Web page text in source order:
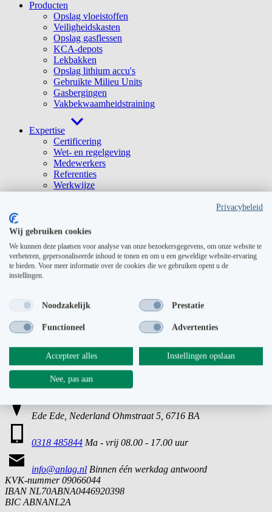
Producten
Opslag vloeistoffen
Veiligheidskasten
Opslag gasflessen
KCA-depots
Lekbakken
Opslag lithium accu's
Gebruikte Milieu Units
Gasbergingen
Vakbekwaamheidstraining
Expertise
Certificering
Wet- en regelgeving
Medewerkers
Referenties
Werkwijze
Contact
Home
Contact
Neem contact op
Wij helpen u graag verder. Neem vrijblijvend via onderstaand
contactformulier contact op met één van onze deskundige adviseurs.
Anlag International BV
Contactgegevens
Ede Ede, Nederland Ohmstraat 5, 6716 BA
0318 485844 Ma - vrij 08.00 - 17.00 uur
info@anlag.nl Binnen één werkdag antwoord
KVK-nummer 09066044
IBAN NL70ABNA0446920398
BIC ABNANL2A
Privacybeleid
Wij gebruiken cookies
We kunnen deze plaatsen voor analyse van onze bezoekersgegevens, om onze website te
verbeteren, gepersonaliseerde inhoud te tonen en om u een geweldige website-ervaring
te bieden. Voor meer informatie over de cookies die we gebruiken opent u de
instellingen.
Noodzakelijk Prestatie
Functioneel Advertenties
Accepteer alles Instellingen opslaan
Nee, pas aan